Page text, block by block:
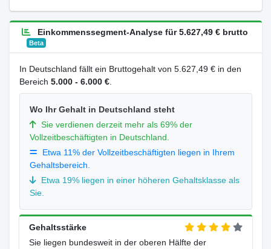
Einkommenssegment-Analyse für 5.627,49 € brutto
Beta
In Deutschland fällt ein Bruttogehalt von 5.627,49 € in den
Bereich 5.000 - 6.000 €.
Wo Ihr Gehalt in Deutschland steht
Sie verdienen derzeit mehr als 69% der
Vollzeitbeschäftigten in Deutschland.
Etwa 11% der Vollzeitbeschäftigten liegen in Ihrem
Gehaltsbereich.
Etwa 19% liegen in einer höheren Gehaltsklasse als
Sie.
Gehaltsstärke
Sie liegen bundesweit in der oberen Hälfte der